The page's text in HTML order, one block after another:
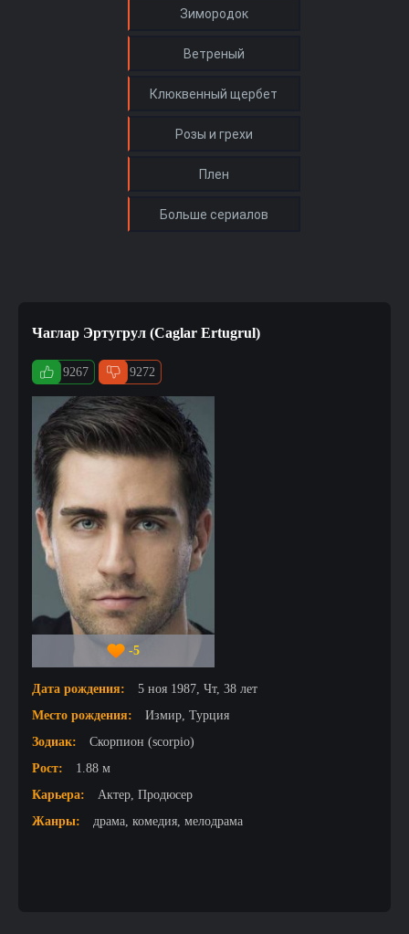
Чаглар Эртугрул (Caglar Ertugrul)
9267 9272
-5
Дата рождения:
5 ноя 1987, Чт, 38 лет
Место рождения:
Измир, Турция
Зодиак:
Скорпион (scorpio)
Рост:
1.88 м
Карьера:
Актер, Продюсер
Жанры:
драма, комедия, мелодрама